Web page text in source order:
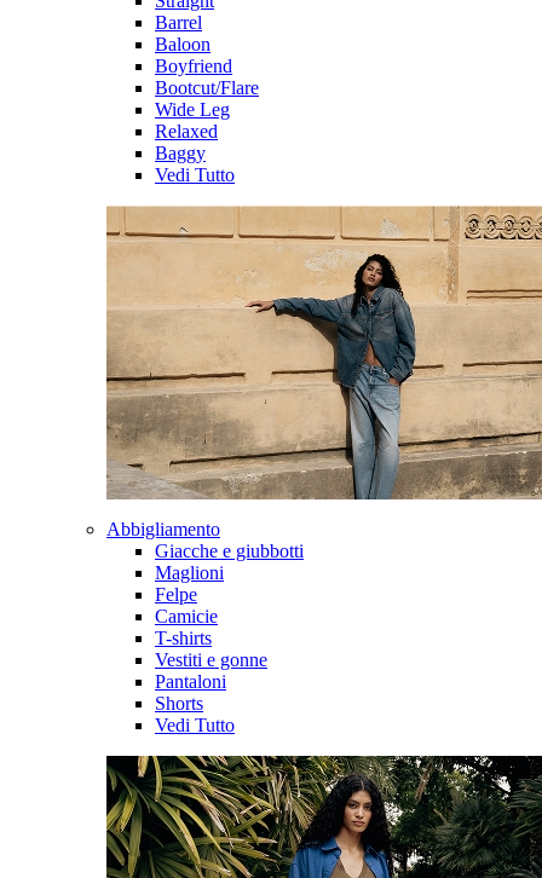
Barrel
Baloon
Boyfriend
Bootcut/Flare
Wide Leg
Relaxed
Baggy
Vedi Tutto
Abbigliamento
Giacche e giubbotti
Maglioni
Felpe
Camicie
T-shirts
Vestiti e gonne
Pantaloni
Shorts
Vedi Tutto